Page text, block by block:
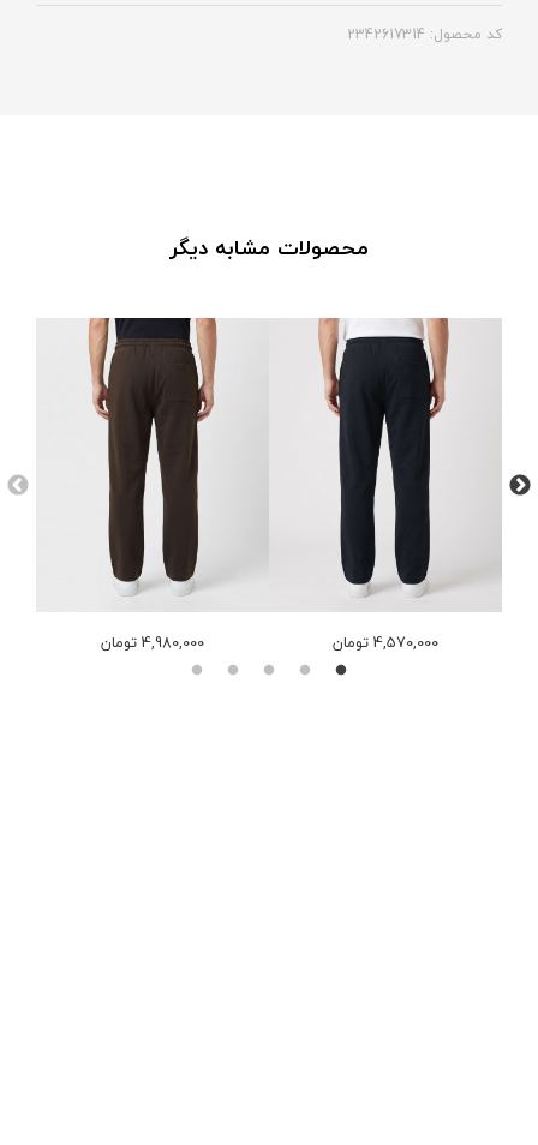
کد محصول: 2342617314
محصولات مشابه دیگر
4,980,000 تومان 4,570,000 تومان